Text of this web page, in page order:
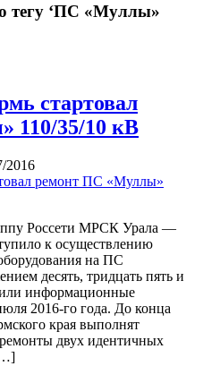
тегу ‘ПС «Муллы»
стартовал
110/35/10 кВ
2016
Россети МРСК Урала —
к осуществлению
на ПС
десять, тридцать пять и
информационные
2016-го года. До конца
края выполнят
двух идентичных